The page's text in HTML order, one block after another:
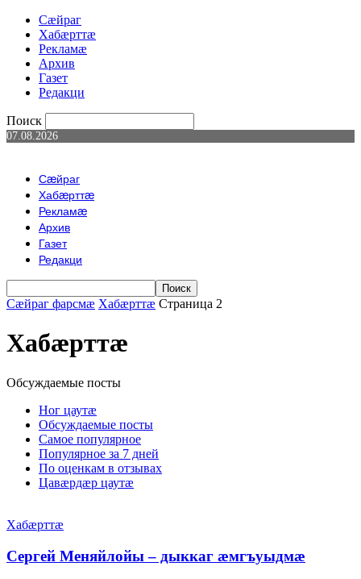
Сæйраг
Хабæрттæ
Рекламæ
Архив
Газет
Редакци
Поиск
07.08.2026
Сæйраг
Хабæрттæ
Рекламæ
Архив
Газет
Редакци
Сæйраг фарсмæ Хабæрттæ Страница 2
Хабæрттæ
Обсуждаемые посты
Ног цаутæ
Обсуждаемые посты
Самое популярное
Популярное за 7 дней
По оценкам в отзывах
Цавæрдæр цаутæ
Хабæрттæ
Сергей Меняйлойы – дыккаг æмгъуыдмæ